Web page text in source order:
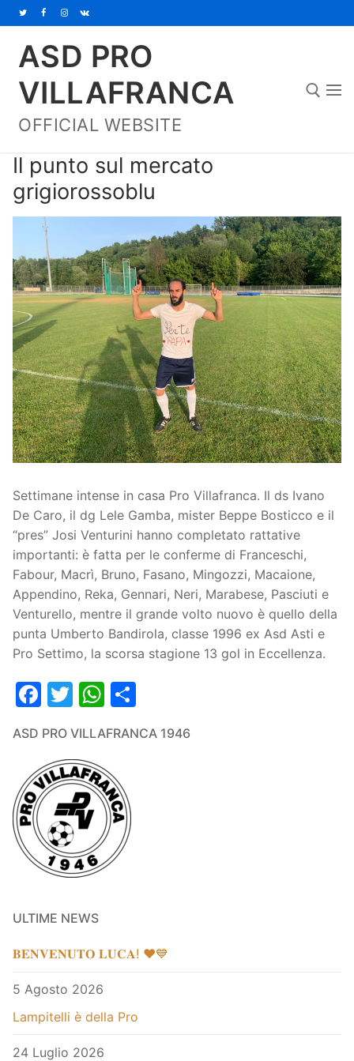
al
contenuto
ASD PRO
VILLAFRANCA
OFFICIAL WEBSITE
Home
Società
La Storia
Organigramma
Prima Squadra
Settore Giovanile
Piccoli amici
Pulcini
Primi calci
Esordienti
Juniores
Eccellenza
Settore Giovanile
Contatti
Sponsor
Il punto sul mercato
grigiorossoblu
Settimane intense in casa Pro Villafranca. Il ds Ivano
De Caro, il dg Lele Gamba, mister Beppe Bosticco e il
“pres” Josi Venturini hanno completato rattative
importanti: è fatta per le conferme di Franceschi,
Fabour, Macrì, Bruno, Fasano, Mingozzi, Macaione,
Appendino, Reka, Gennari, Neri, Marabese, Pasciuti e
Venturello, mentre il grande volto nuovo è quello della
punta Umberto Bandirola, classe 1996 ex Asd Asti e
Pro Settimo, la scorsa stagione 13 gol in Eccellenza.
Facebook
TwitterWhatsApp
ASD PRO VILLAFRANCA 1946
ULTIME NEWS
𝐁𝐄𝐍𝐕𝐄𝐍𝐔𝐓𝐎 𝐋𝐔𝐂𝐀! ❤️💙
5 Agosto 2026
Lampitelli è della Pro
24 Luglio 2026